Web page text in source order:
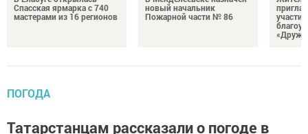
Спасская ярмарка с 740
мастерами из 16 регионов
новый начальник
Пожарной части № 86
ПОГОДА
Татарстанцам рассказали о погоде в